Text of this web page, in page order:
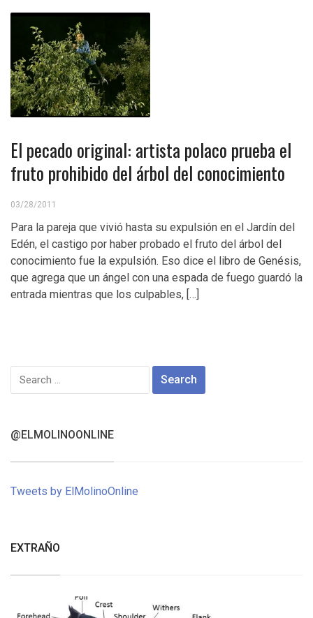
El pecado original: artista polaco prueba el
fruto prohibido del árbol del conocimiento
03/28/2011
Para la pareja que vivió hasta su expulsión en el Jardín del
Edén, el castigo por haber probado el fruto del árbol del
conocimiento fue la expulsión. Eso dice el libro de Genésis,
que agrega que un ángel con una espada de fuego guardó la
entrada mientras que los culpables, […]
Search
for:
@ELMOLINOONLINE
Tweets by ElMolinoOnline
EXTRAÑO